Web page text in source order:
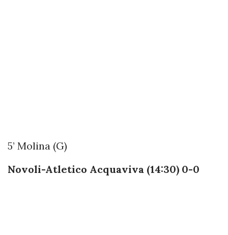
5’ Molina (G)
Novoli-Atletico Acquaviva (14:30) 0-0